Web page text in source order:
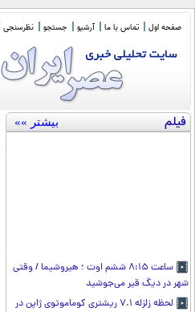
صفحه اول تماس با ما آرشیو جستجو نظرسنجی
فیلم بیشتر »»
ساعت ۸:۱۵ ششم اوت ؛ هیروشیما / وقتی
شهر در دیگ قیر می‌جوشید
لحظه زلزله ۷.۱ ریشتری کوماموتوی ژاپن در